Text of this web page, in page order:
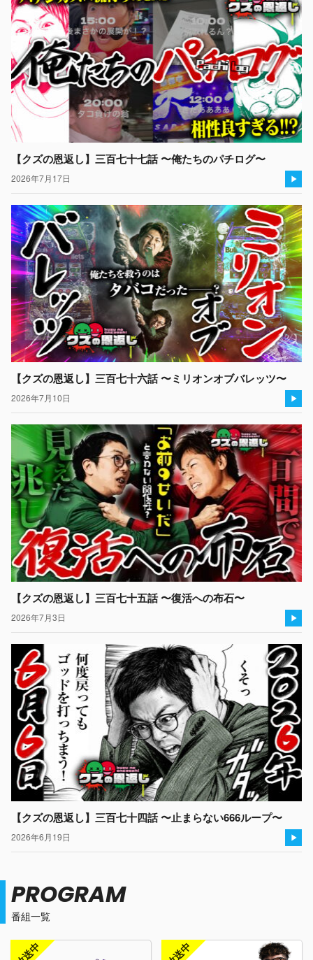
【クズの恩返し】三百七十七話 〜俺たちのパチログ〜
2026年7月17日
【クズの恩返し】三百七十六話 〜ミリオンオブバレッツ〜
2026年7月10日
【クズの恩返し】三百七十五話 〜復活への布石〜
2026年7月3日
【クズの恩返し】三百七十四話 〜止まらない666ループ〜
2026年6月19日
番組一覧
PROGRAM